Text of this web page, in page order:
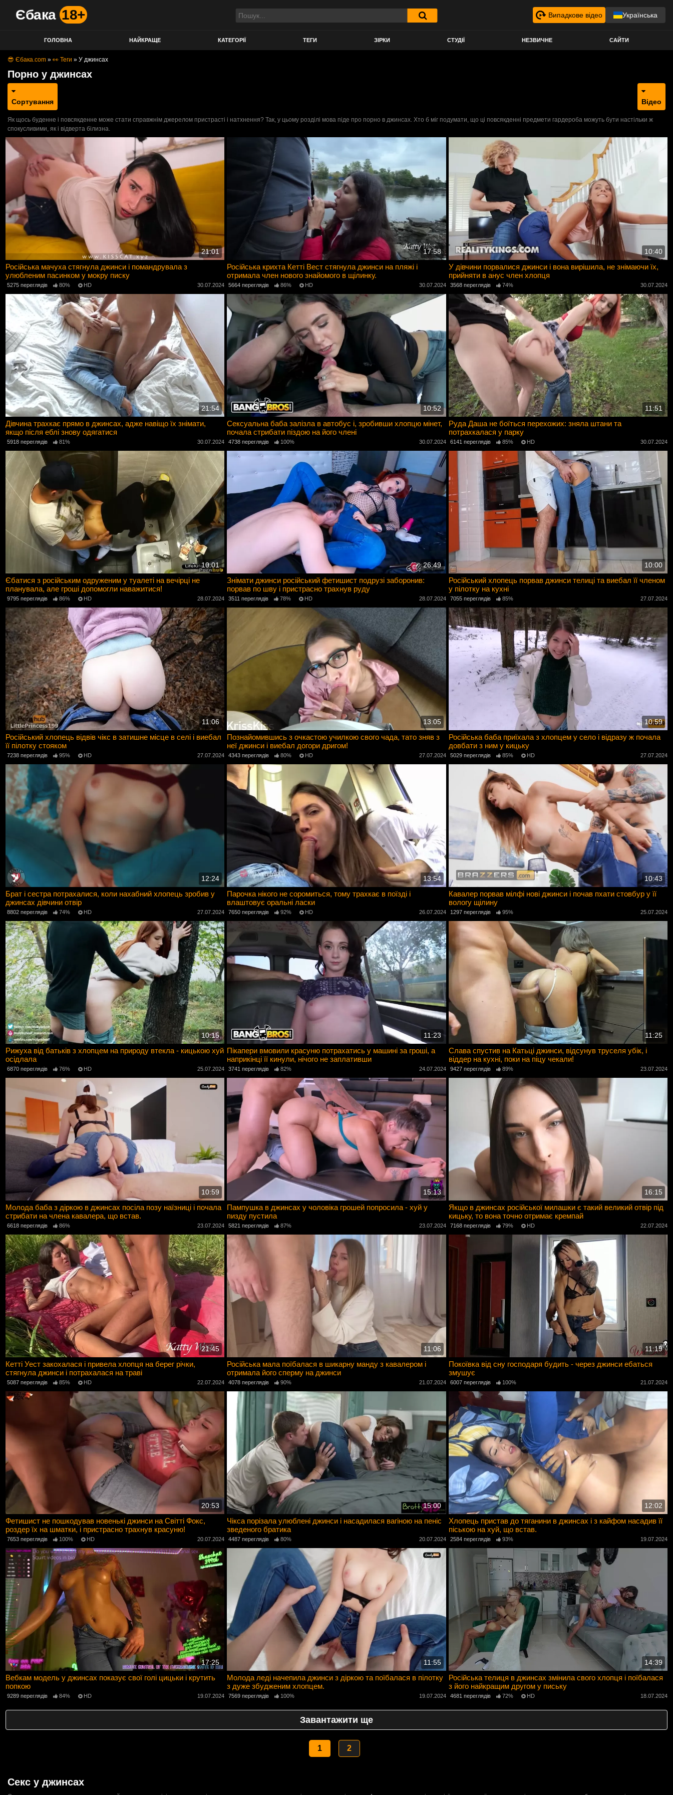
Єбака 18+ Випадкове відео Українська
ГОЛОВНА НАЙКРАЩЕ КАТЕГОРІЇ ТЕГИ ЗІРКИ СТУДІЇ НЕЗВИЧНЕ САЙТИ
😎 Єбака.com » 👀 Теги » У джинсах
Порно у джинсах
Сортування Відео
Як щось буденне і повсякденне може стати справжнім джерелом пристрасті і натхнення? Так, у цьому розділі мова піде про порно в джинсах. Хто б міг подумати, що ці повсякденні предмети гардероба можуть бути настільки ж
спокусливими, як і відверта білизна.
21:01
Російська мачуха стягнула джинси і помандрувала з
улюбленим пасинком у мокру писку
5275 переглядів 80% HD 30.07.2024
17:58
Російська крихта Кетті Вест стягнула джинси на пляжі і
отримала член нового знайомого в щілинку.
5664 переглядів 86% HD 30.07.2024
10:40
У дівчини порвалися джинси і вона вирішила, не знімаючи їх,
прийняти в анус член хлопця
3568 переглядів 74% 30.07.2024
21:54
Дівчина трахкає прямо в джинсах, адже навіщо їх знімати,
якщо після еблі знову одягатися
5918 переглядів 81% 30.07.2024
10:52
Сексуальна баба залізла в автобус і, зробивши хлопцю мінет,
почала стрибати піздою на його члені
4738 переглядів 100% 30.07.2024
11:51
Руда Даша не боїться перехожих: зняла штани та
потрахкалася у парку
6141 переглядів 85% HD 30.07.2024
10:01
Єбатися з російським одруженим у туалеті на вечірці не
планувала, але гроші допомогли наважитися!
9795 переглядів 86% HD 28.07.2024
26:49
Знімати джинси російський фетишист подрузі заборонив:
порвав по шву і пристрасно трахнув руду
3511 переглядів 78% HD 28.07.2024
10:00
Російський хлопець порвав джинси телиці та виебал її членом
у пілотку на кухні
7055 переглядів 85% 27.07.2024
11:06
Російський хлопець відвів чікс в затишне місце в селі і виебал
її пілотку стояком
7238 переглядів 95% HD 27.07.2024
13:05
Познайомившись з очкастою училкою свого чада, тато зняв з
неї джинси і виебал догори дригом!
4343 переглядів 80% HD 27.07.2024
10:59
Російська баба приїхала з хлопцем у село і відразу ж почала
довбати з ним у кицьку
5029 переглядів 85% HD 27.07.2024
12:24
Брат і сестра потрахалися, коли нахабний хлопець зробив у
джинсах дівчини отвір
8802 переглядів 74% HD 27.07.2024
13:54
Парочка нікого не соромиться, тому трахкає в поїзді і
влаштовує оральні ласки
7650 переглядів 92% HD 26.07.2024
10:43
Кавалер порвав мілфі нові джинси і почав пхати стовбур у її
вологу щілину
1297 переглядів 95% 25.07.2024
10:15
Рижуха від батьків з хлопцем на природу втекла - кицькою хуй
осідлала
6870 переглядів 76% HD 25.07.2024
11:23
Пікапери вмовили красуню потрахатись у машині за гроші, а
наприкінці її кинули, нічого не заплативши
3741 переглядів 82% 24.07.2024
11:25
Слава спустив на Катьці джинси, відсунув труселя убік, і
віддер на кухні, поки на піцу чекали!
9427 переглядів 89% 23.07.2024
10:59
Молода баба з діркою в джинсах посіла позу наїзниці і почала
стрибати на члена кавалера, що встав.
6618 переглядів 86% 23.07.2024
15:13
Пампушка в джинсах у чоловіка грошей попросила - хуй у
пизду пустила
5821 переглядів 87% 23.07.2024
16:15
Якщо в джинсах російської милашки є такий великий отвір під
кицьку, то вона точно отримає кремпай
7168 переглядів 79% HD 22.07.2024
21:45
Кетті Уест закохалася і привела хлопця на берег річки,
стягнула джинси і потрахалася на траві
5087 переглядів 85% HD 22.07.2024
11:06
Російська мала поїбалася в шикарну манду з кавалером і
отримала його сперму на джинси
4078 переглядів 90% 21.07.2024
11:19
Покоївка від сну господаря будить - через джинси ебаться
змушує
6007 переглядів 100% 21.07.2024
20:53
Фетишист не пошкодував новенькі джинси на Світті Фокс,
роздер їх на шматки, і пристрасно трахнув красуню!
7653 переглядів 100% HD 20.07.2024
15:00
Чікса порізала улюблені джинси і насадилася вагіною на пеніс
зведеного братика
4487 переглядів 80% 20.07.2024
12:02
Хлопець пристав до тяганини в джинсах і з кайфом насадив її
піською на хуй, що встав.
2584 переглядів 93% 19.07.2024
17:25
Вебкам модель у джинсах показує свої голі цицьки і крутить
попкою
9289 переглядів 84% HD 19.07.2024
11:55
Молода леді начепила джинси з діркою та поїбалася в пілотку
з дуже збудженим хлопцем.
7569 переглядів 100% 19.07.2024
14:39
Російська телиця в джинсах змінила свого хлопця і поїбалася
з його найкращим другом у письку
4681 переглядів 72% HD 18.07.2024
Завантажити ще
1 2
Секс у джинсах